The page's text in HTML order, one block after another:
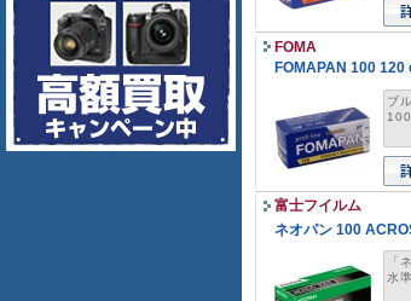
FOMA
FOMAPAN 100
ブ
富士フイルム
ネオパン 100
「
水